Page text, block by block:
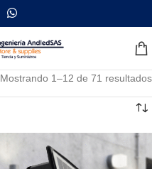
Mostrando 1–12 de 71 resultados